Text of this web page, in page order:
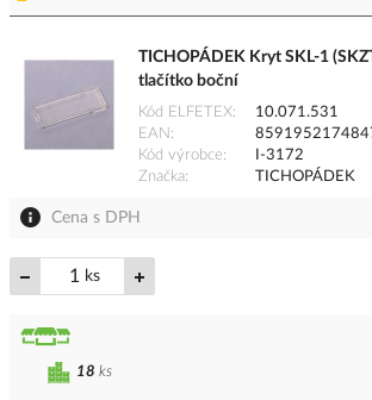
TICHOPÁDEK Kryt SKL-1
tlačítko boční
Kód ELFETEX
10.071.531
EAN
Kód výrobce
I-3172
Značka
TICHOPÁDEK
Cena s DPH
ks
18 ks